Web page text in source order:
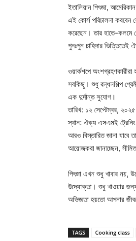
ইতালিয়ান পিৎজা,
এই কোর্স পরিচালনা করবেন
করেছেন। তার হাতে-কলমে
পুনঃপুন চাহিদার
ওয়ার্কশপে
সবকিছু। শুধু রন্ধনশিল্প
এক দুর্দান্ত সুযোগ।
তারিখ: ১২ সেপ্টেম্বর, ২০২৫
স্থান: ঐক্য এসএমই ট্রেনিং
আরও বিস্তারিত জানা যাবে
আয়োজকরা জানাচ্ছেন,
পিৎজা এখন শুধু খাবার নয়,
উদ্যোক্তা। শুধু খাওয়ার জন্য
অভিজ্ঞতা হয়তো আপনার
TAGS Cooking class